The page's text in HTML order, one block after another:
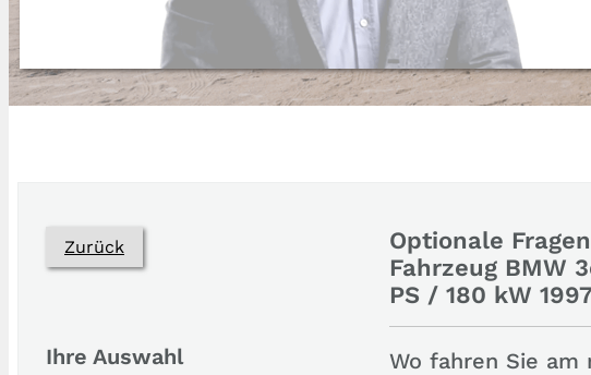
Zurück
Ihre Auswahl
Optionale
Fahrzeug BMW
PS / 180 kW
Wo fahren Sie